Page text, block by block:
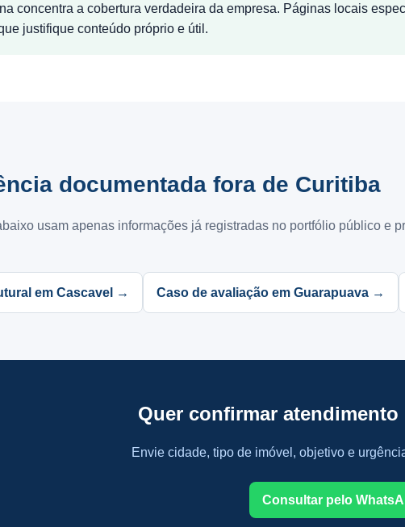
concentra a cobertura verdadeira da empresa. Páginas locais
justifique conteúdo próprio e útil.
documentada fora de Curitiba
usam apenas informações já registradas no portfólio público e
em Cascavel → Caso de avaliação em Guarapuava →
Quer confirmar atendimento
Envie cidade, tipo de imóvel, objetivo e
Consultar pelo